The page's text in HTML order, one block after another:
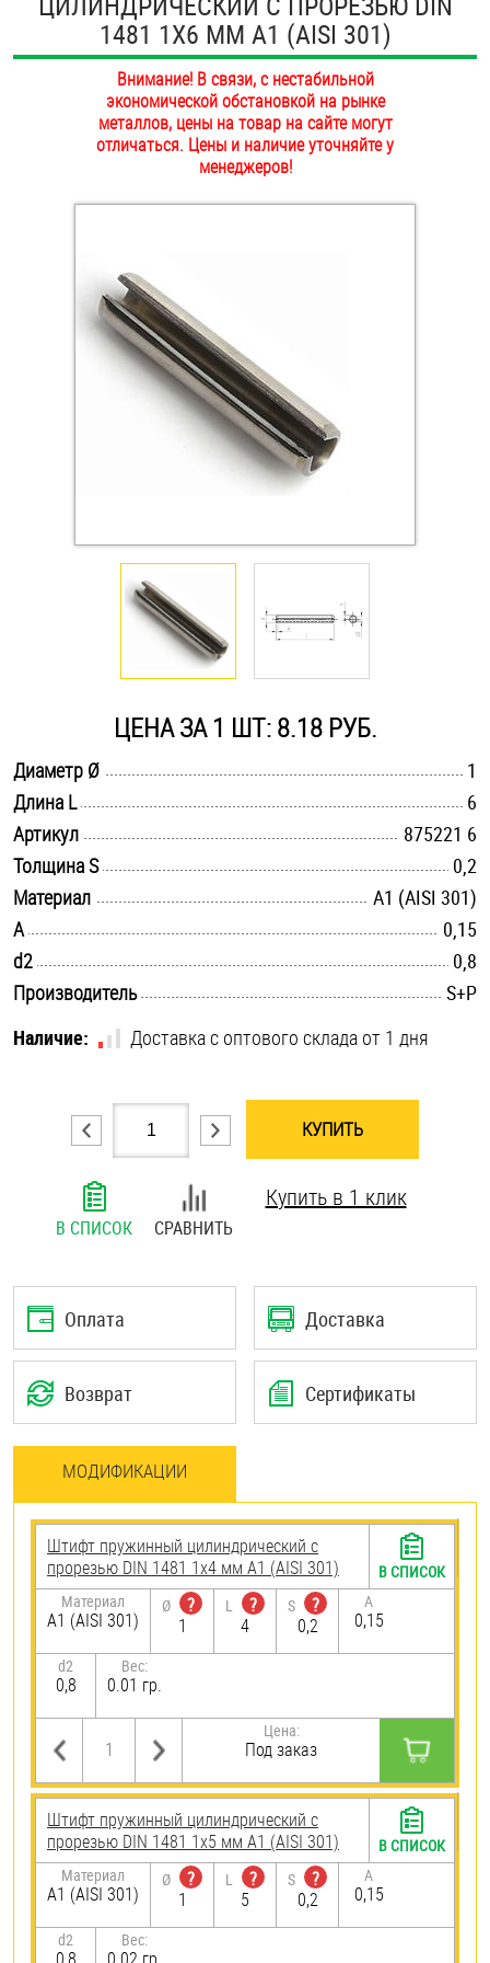
ОПЛАТА И ДОСТАВКА
НАШИ МАГАЗИНЫ
Дюбели
Дюймовый крепёж
Заклепки (Гайки-Заклепки)
Инструмент
Крюки, кольца с метрической резьбой
Крюки, кольца с шурупной резьбой
Оснастка и аксессуары для яхт
Саморезы и шурупы
Стопорные кольца
Такелаж
Хомуты
Шайбы
Шпильки
1481 1Х6 ММ А1 (AISI 301)
Внимание! В связи, с нестабильной
экономической обстановкой на рынке
металлов, цены на товар на сайте могут
отличаться. Цены и наличие уточняйте у
менеджеров!
ЦЕНА ЗА 1 ШТ: 8.18 РУБ.
Диаметр Ø
1
Длина L
6
Артикул
875221 6
Толщина S
0,2
Материал
А1 (AISI 301)
A
0,15
d2
0,8
Производитель
S+P
Наличие:
Доставка с оптового склада от 1 дня
КУПИТЬ
В СПИСОК СРАВНИТЬ
Купить в 1 клик
Оплата Доставка
Возврат Сертификаты
МОДИФИКАЦИИ
Штифт пружинный цилиндрический с
прорезью DIN 1481 1х4 мм А1 (AISI 301)
Материал
А1 (AISI 301)
Ø
?
1
L
?
4
S
?
0,2
A
0,15
d2
0,8
Вес:
0.01 гр.
Цена:
Под заказ
В СПИСОК
Штифт пружинный цилиндрический с
прорезью DIN 1481 1х5 мм А1 (AISI 301)
Материал
А1 (AISI 301)
Ø
?
1
L
?
5
S
?
0,2
A
0,15
d2 Вес:
В СПИСОК